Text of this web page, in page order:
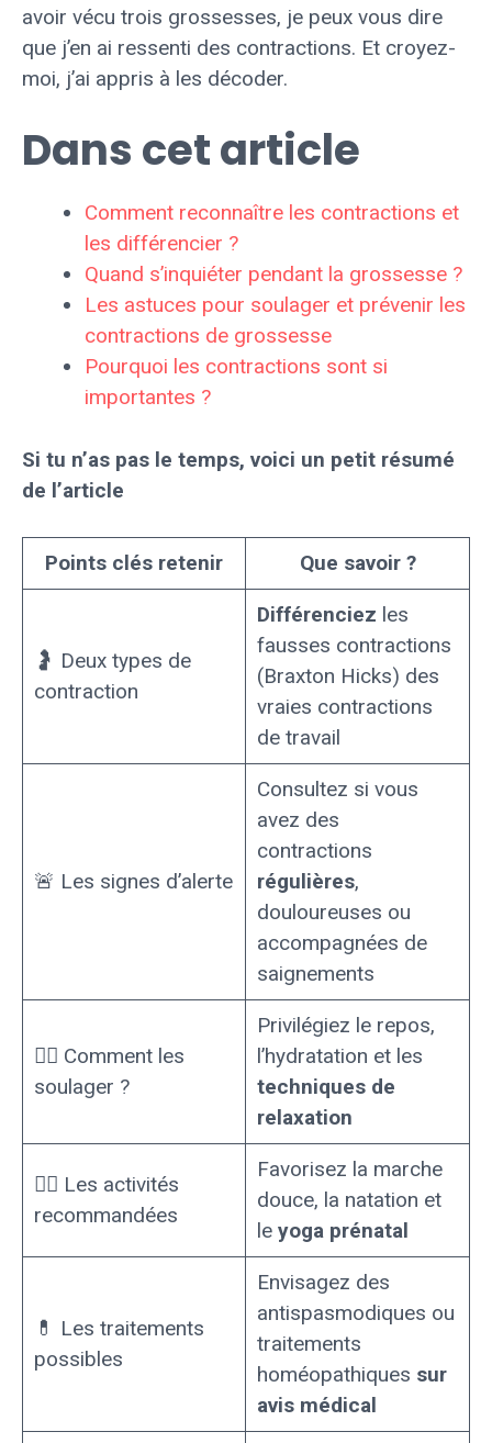
avoir vécu trois grossesses, je peux vous dire
que j’en ai ressenti des contractions. Et croyez-
moi, j’ai appris à les décoder.
Dans cet article
Comment reconnaître les contractions et
les différencier ?
Quand s’inquiéter pendant la grossesse ?
Les astuces pour soulager et prévenir les
contractions de grossesse
Pourquoi les contractions sont si
importantes ?
Si tu n’as pas le temps, voici un petit résumé
de l’article
Points clés retenir Que savoir ?
🤰 Deux types de
contraction
Différenciez les
fausses contractions
(Braxton Hicks) des
vraies contractions
de travail
🚨 Les signes d’alerte
Consultez si vous
avez des
contractions
régulières,
douloureuses ou
accompagnées de
saignements
💆‍♀️ Comment les
soulager ?
Privilégiez le repos,
l’hydratation et les
techniques de
relaxation
🏊‍♀️ Les activités
recommandées
Favorisez la marche
douce, la natation et
le yoga prénatal
💊 Les traitements
possibles
Envisagez des
antispasmodiques ou
traitements
homéopathiques sur
avis médical